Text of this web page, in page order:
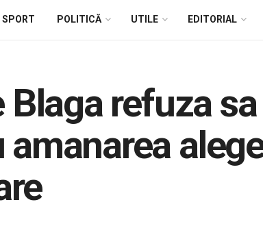
SPORT POLITICĂ UTILE EDITORIAL
refuza